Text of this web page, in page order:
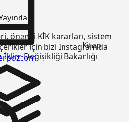
önemli KİK kararları, sistem
için bizi Instagram’da
Kitap
İklim Değişikliği Bakanlığı